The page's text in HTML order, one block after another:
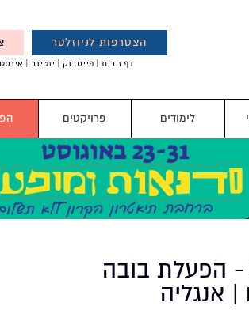
הצטרפות לניוזלטר
דף הבית פייסבוק יוטיוב
לימודים פרויקטים
Extreme Puppetry - הפעלת בובה
אנגליה